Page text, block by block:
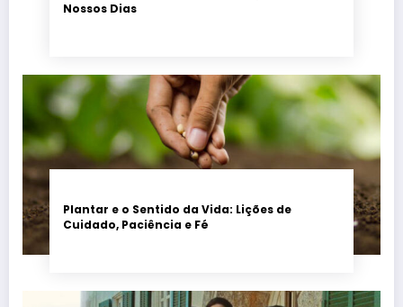
Nossos Dias
Plantar e o Sentido da Vida: Lições de
Cuidado, Paciência e Fé